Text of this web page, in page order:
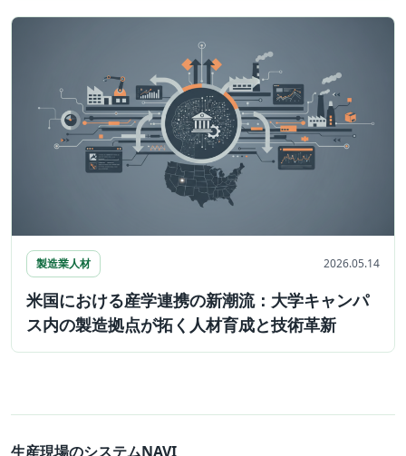
製造業人材 2026.05.14
米国における産学連携の新潮流：大学キャンパ
ス内の製造拠点が拓く人材育成と技術革新
生産現場のシステムNAVI